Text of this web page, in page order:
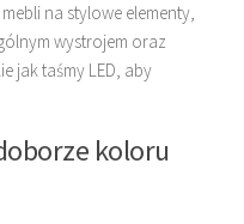
na stylowe elementy,
wystrojem oraz
jak taśmy LED, aby
koloru